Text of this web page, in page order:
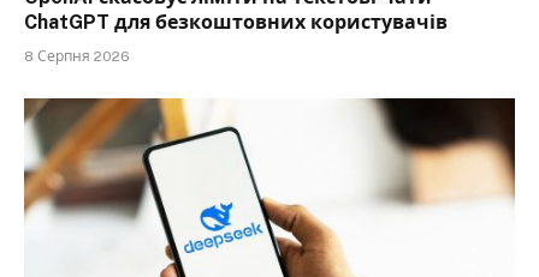
ChatGPT для безкоштовних користувачів
8 Серпня 2026